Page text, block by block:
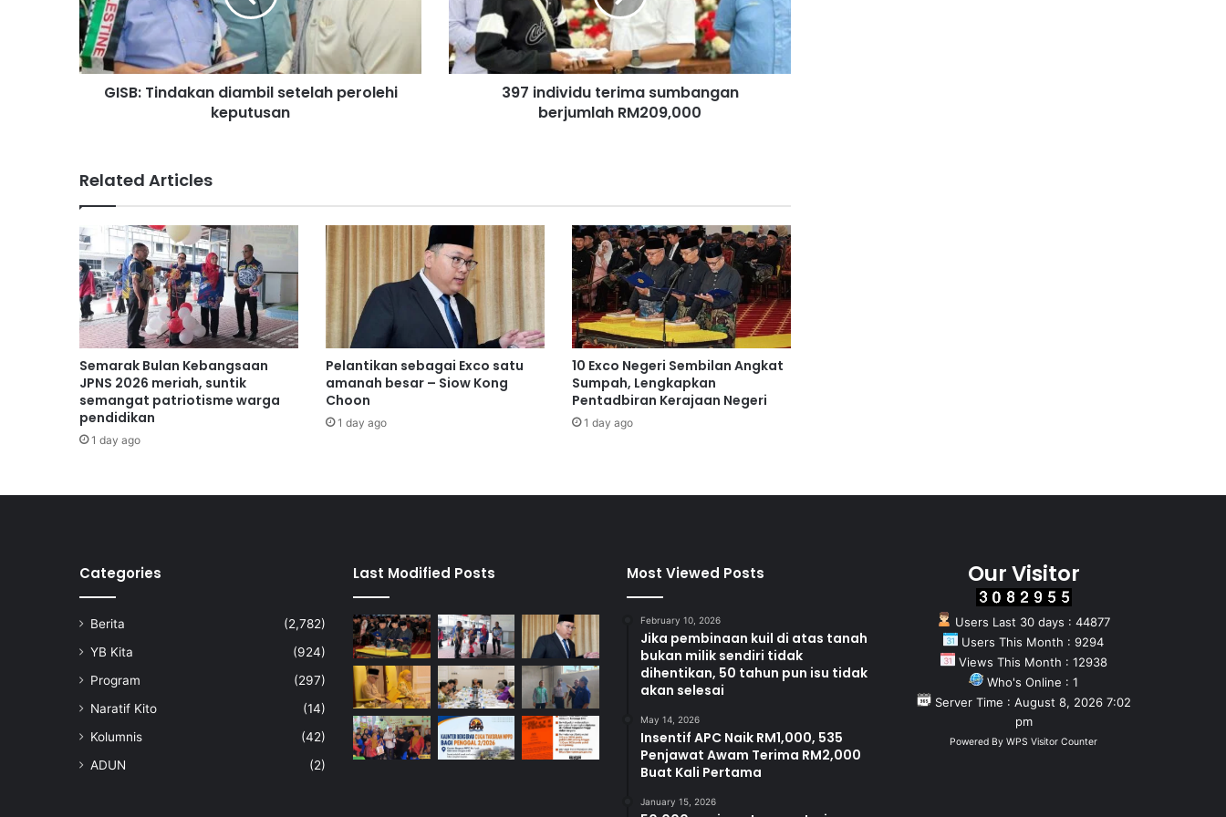
T
n
d
i
a
m
b
i
l
s
e
t
e
a
h
p
o
i
p
u
u
s
n
GISB: Tindakan diambil setelah perolehi
keputusan
i
v
i
m
a
s
u
m
b
a
n
g
a
u
h
2
0
9
,
0
0
0
397 individu terima sumbangan
berjumlah RM209,000
Related Articles
Semarak Bulan Kebangsaan
JPNS 2026 meriah, suntik
semangat patriotisme warga
pendidikan
1 day ago
Pelantikan sebagai Exco satu
amanah besar – Siow Kong
Choon
1 day ago
10 Exco Negeri Sembilan Angkat
Sumpah, Lengkapkan
Pentadbiran Kerajaan Negeri
1 day ago
Categories
Berita
(2,782)
YB Kita
(924)
Program
(297)
Naratif Kito
(14)
Kolumnis
(42)
ADUN
(2)
Last Modified Posts Most Viewed Posts
February 10, 2026
Jika pembinaan kuil di atas tanah
bukan milik sendiri tidak
dihentikan, 50 tahun pun isu tidak
akan selesai
May 14, 2026
Insentif APC Naik RM1,000, 535
Penjawat Awam Terima RM2,000
Buat Kali Pertama
January 15, 2026
Our Visitor
Users Last 30 days : 44877
Users This Month : 9294
Views This Month : 12938
Who's Online : 1
Server Time : August 8, 2026 7:02
pm
Powered By WPS Visitor Counter